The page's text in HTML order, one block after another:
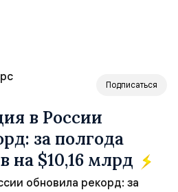
Подписаться
в России
за полгода
на $10,16 млрд
обновила рекорд: за